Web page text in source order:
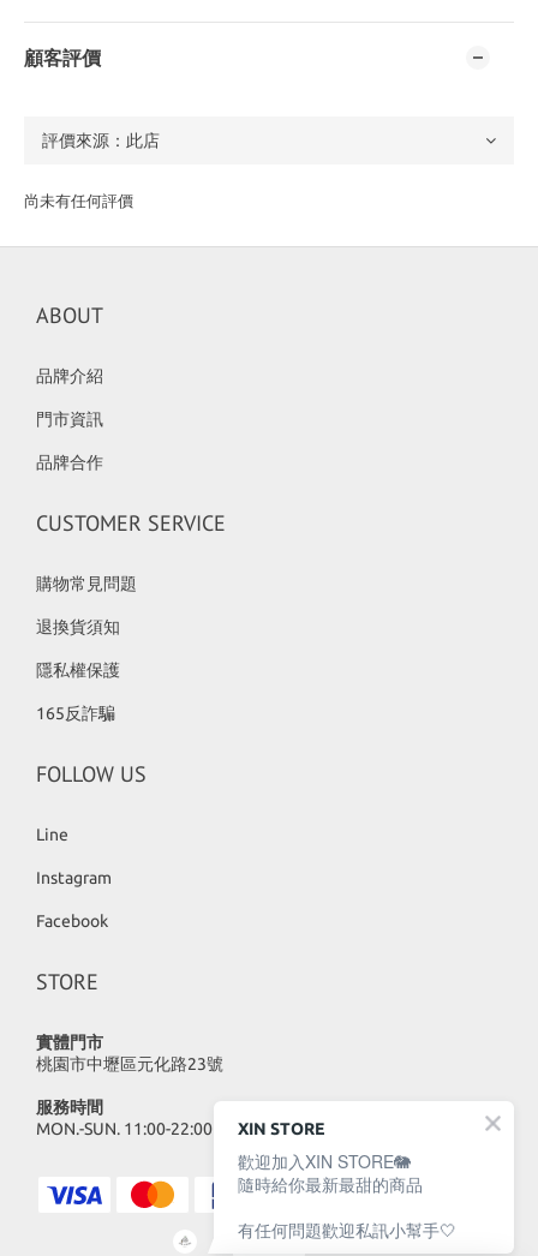
顧客評價
尚未有任何評價
ABOUT
品牌介紹
門市資訊
品牌合作
CUSTOMER SERVICE
購物常見問題
退換貨須知
隱私權保護
165反詐騙
FOLLOW US
Line
Instagram
Facebook
STORE
實體門市
桃園市中壢區元化路23號
服務時間
MON.-SUN. 11:00-22:00
XIN STORE
歡迎加入XIN STORE🐘
隨時給你最新最甜的商品
有任何問題歡迎私訊小幫手🤍